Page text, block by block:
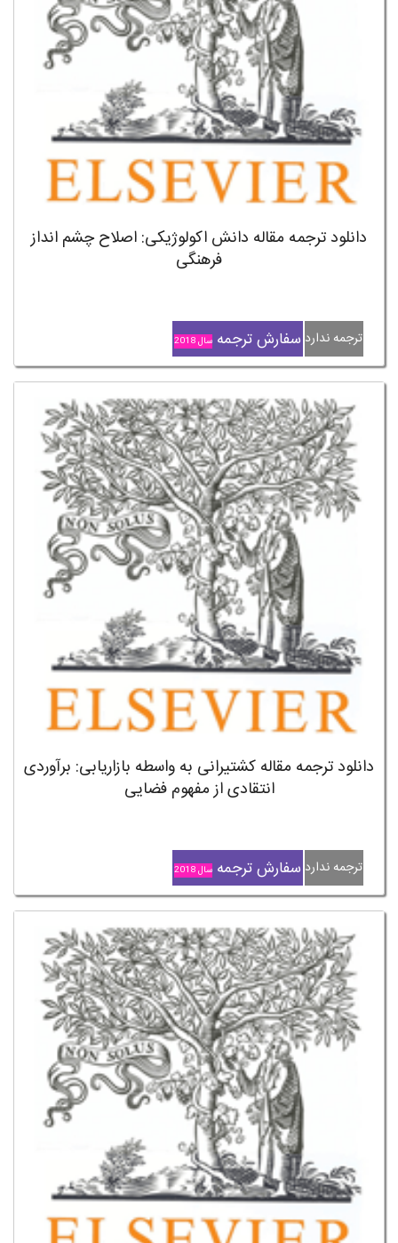
دانلود ترجمه مقاله دانش اکولوژیکی: اصلاح چشم انداز
فرهنگی
ترجمه ندارد سفارش ترجمه سال 2018
دانلود ترجمه مقاله کشتیرانی به واسطه بازاریابی: برآوردی
انتقادی از مفهوم فضایی
ترجمه ندارد سفارش ترجمه سال 2018